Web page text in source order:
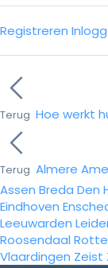
Registreren
Terug Hoe werkt
Terug Almere
Assen Breda Den
Eindhoven
Leeuwarden
Roosendaal
Vlaardingen Zeist